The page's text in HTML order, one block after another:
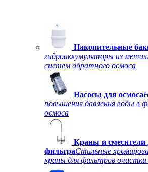
Накопительные
гидроаккумуляторы из
систем обратного осмоса
Насосы для осмоса
повышения давления воды в
осмоса
Краны и смесители
фильтраСтильные
краны для фильтров